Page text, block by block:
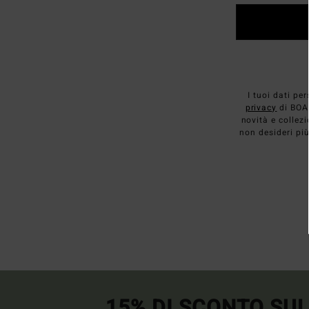
I tuoi dati
privacy di
novità e
non desideri